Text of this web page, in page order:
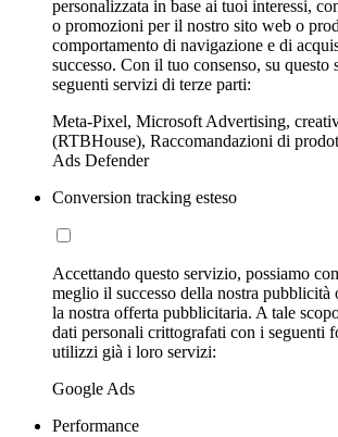
personalizzata in base ai tuoi interessi,
o promozioni per il nostro sito web o
comportamento di navigazione e di
successo. Con il tuo consenso, su
seguenti servizi di terze parti:
Meta-Pixel, Microsoft Advertising,
(RTBHouse), Raccomandazioni di
Ads Defender
Conversion tracking esteso
Accettando questo servizio, possiamo
meglio il successo della nostra pubblicità
la nostra offerta pubblicitaria. A tale
dati personali crittografati con i seguenti
utilizzi già i loro servizi:
Google Ads
Performance